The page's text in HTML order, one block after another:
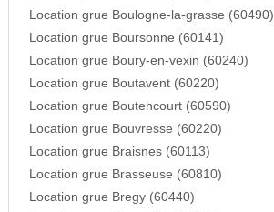
Location grue Boulogne-la-grasse (60490)
Location grue Boursonne (60141)
Location grue Boury-en-vexin (60240)
Location grue Boutavent (60220)
Location grue Boutencourt (60590)
Location grue Bouvresse (60220)
Location grue Braisnes (60113)
Location grue Brasseuse (60810)
Location grue Bregy (60440)